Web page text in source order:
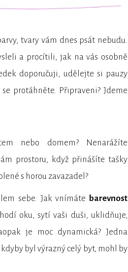
tvary vám dnes psát nebudu.
a procítili, jak na vás osobně
doporučuji, udělejte si pauzy
protáhněte. Připraveni? Jdeme
nebo domem? Nenarážíte
prostoru, když přinášíte tašky
s horou zavazadel?
sebe. Jak vnímáte barevnost
oku, sytí vaši duši, uklidňuje,
je moc dynamická? Jedna
byl výrazný celý byt, mohl by